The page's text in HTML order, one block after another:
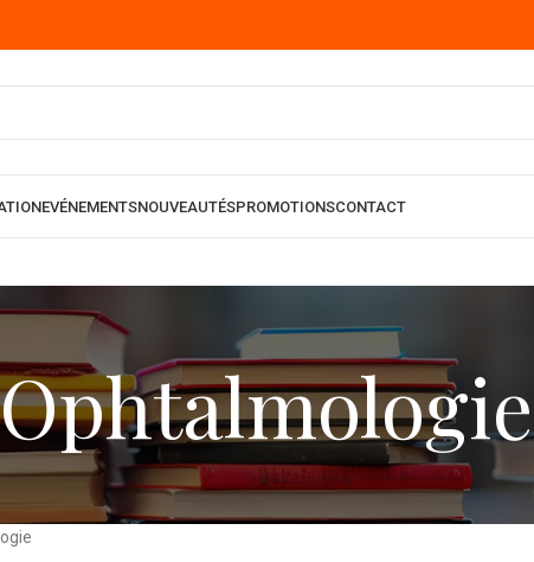
EVÉNEMENTSNOUVEAUTÉSPROMOTIONSCONTACT